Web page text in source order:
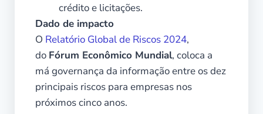
crédito e licitações.
Dado de impacto
O Relatório Global de Riscos 2024,
do Fórum Econômico Mundial, coloca a
má governança da informação entre os dez
principais riscos para empresas nos
próximos cinco anos.